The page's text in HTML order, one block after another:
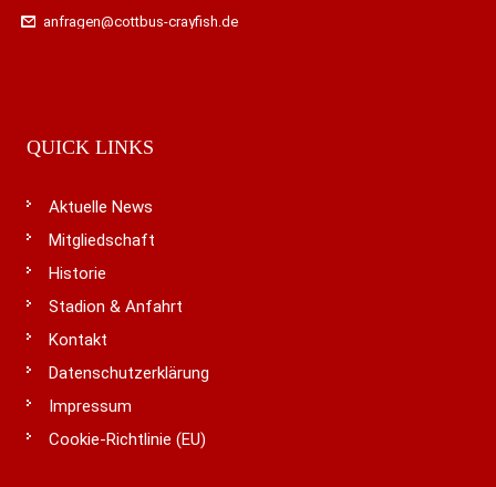
anfragen@cottbus-crayfish.de
QUICK LINKS
Aktuelle News
Mitgliedschaft
Historie
Stadion & Anfahrt
Kontakt
Datenschutzerklärung
Impressum
Cookie-Richtlinie (EU)